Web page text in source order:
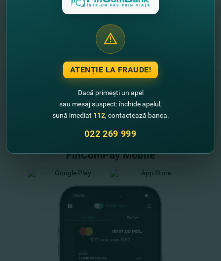
"FinComBank" S.A. является членом
Схемы гарантирования депозитов
Республики Молдова
FinComPay Mobile
ATENȚIE LA FRAUDE!
Dacă primești un apel
sau mesaj suspect: închide apelul,
sună imediat 112, contactează banca.
022 269 999